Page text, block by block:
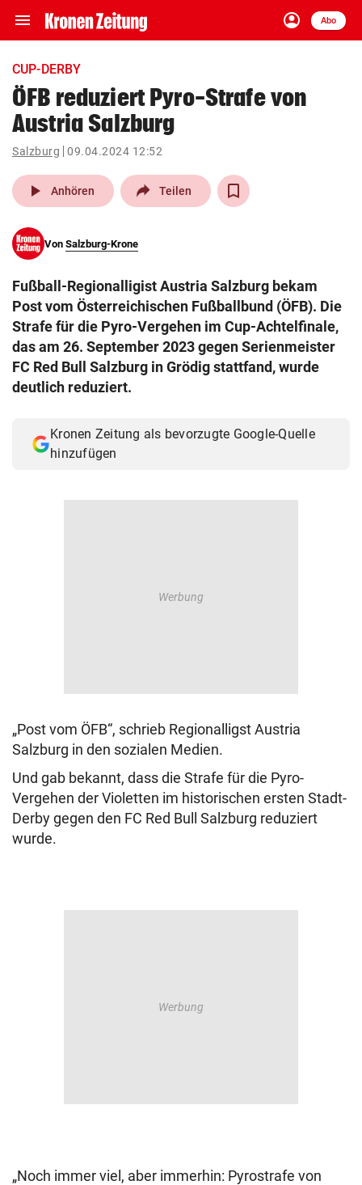
menu Navigation
ein-/ausklappen
account_circle
Anmelden
Abo
close Schließen
account_circle Anmelden
pin_drop
Wien arrow_right
search
eingeben
© Krone Multimedia GmbH & Co KG 2026
Muthgasse 2, 1190 Wien
CUP-DERBY
ÖFB reduziert Pyro-Strafe von
Austria Salzburg
Salzburg 09.04.2024 12:52
play_arrow Anhören Teilen
Von Salzburg-Krone
Fußball-Regionalligist Austria Salzburg bekam
Post vom Österreichischen Fußballbund (ÖFB). Die
Strafe für die Pyro-Vergehen im Cup-Achtelfinale,
das am 26. September 2023 gegen Serienmeister
FC Red Bull Salzburg in Grödig stattfand, wurde
deutlich reduziert.
Kronen Zeitung als bevorzugte Google-Quelle
hinzufügen
„Post vom ÖFB“, schrieb Regionalligst Austria
Salzburg in den sozialen Medien.
Und gab bekannt, dass die Strafe für die Pyro-
Vergehen der Violetten im historischen ersten Stadt-
Derby gegen den FC Red Bull Salzburg reduziert
wurde.
„Noch immer viel, aber immerhin: Pyrostrafe von